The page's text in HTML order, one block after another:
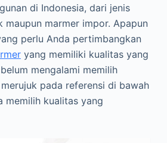
di Indonesia, dari jenis
maupun marmer impor. Apapun
perlu Anda pertimbangkan
yang memiliki kualitas yang
mengalami memilih
pada referensi di bawah
memilih kualitas yang